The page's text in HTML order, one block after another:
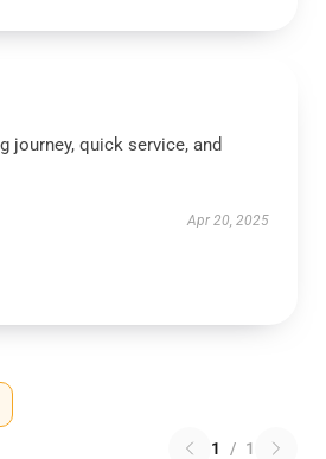
journey, quick service, and
Apr 20, 2025
1 / 1